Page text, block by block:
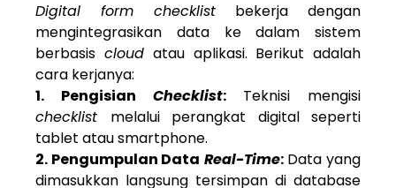
Digital form checklist bekerja dengan
mengintegrasikan data ke dalam sistem
berbasis cloudatau aplikasi. Berikut adalah
cara kerjanya:
1. Pengisian Checklist:Teknisi mengisi
checklist melalui perangkat digital seperti
tablet atau smartphone.
2. Pengumpulan Data Real-Time:Data yang
dimasukkan langsung tersimpan di database